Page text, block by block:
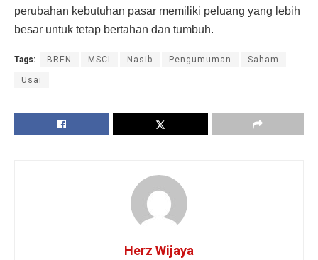
perubahan kebutuhan pasar memiliki peluang yang lebih
besar untuk tetap bertahan dan tumbuh.
Tags: BREN MSCI Nasib Pengumuman Saham
Usai
Herz Wijaya